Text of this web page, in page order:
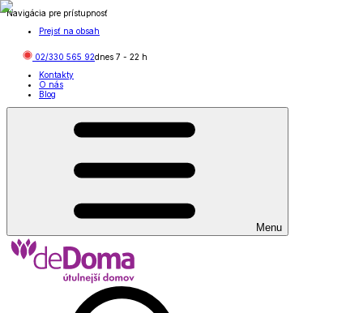
Navigácia pre prístupnosť
Prejsť na obsah
02/330 565 92dnes 7 - 22 h
Kontakty
O nás
Blog
Menu